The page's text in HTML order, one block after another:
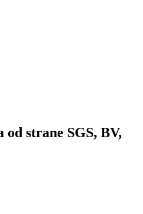
strane SGS, BV,